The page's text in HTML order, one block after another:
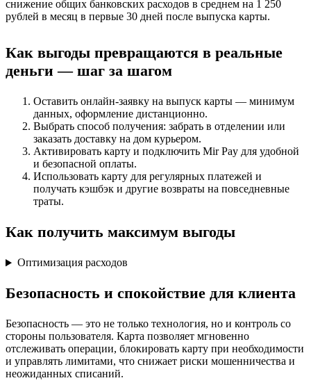
снижение общих банковских расходов в среднем на 1 250
рублей в месяц в первые 30 дней после выпуска карты.
Как выгоды превращаются в реальные
деньги — шаг за шагом
Оставить онлайн-заявку на выпуск карты — минимум
данных, оформление дистанционно.
Выбрать способ получения: забрать в отделении или
заказать доставку на дом курьером.
Активировать карту и подключить Mir Pay для удобной
и безопасной оплаты.
Использовать карту для регулярных платежей и
получать кэшбэк и другие возвраты на повседневные
траты.
Как получить максимум выгоды
Оптимизация расходов
Безопасность и спокойствие для клиента
Безопасность — это не только технология, но и контроль со
стороны пользователя. Карта позволяет мгновенно
отслеживать операции, блокировать карту при необходимости
и управлять лимитами, что снижает риски мошенничества и
неожиданных списаний.